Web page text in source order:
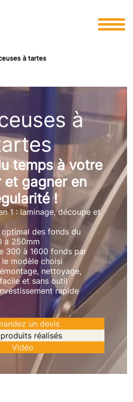
à tartes
à
temps à votre
et gagner en
!
1 : laminage, découpe et
des fonds du
à 250mm
300 à 1600 fonds par
le modèle choisi
nettoyage,
et sans outil
rapide
un devis
réalisés
Vidéo